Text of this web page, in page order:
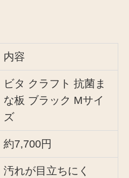
内容
ビタ クラフト 抗菌ま
な板 ブラック Mサイ
ズ
約7,700円
汚れが目立ちにく